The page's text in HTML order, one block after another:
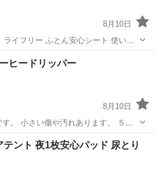
8月10日
イフリー ふとん安心シート 使い捨
ご確認ください ・お値引きは出来
ヒードリッパー
8月10日
部分 12.5 高さ ガラス部分のみ 11.5 全体 16.5 直火に...
調理器具
テント 夜1枚安心パッド 尿とり